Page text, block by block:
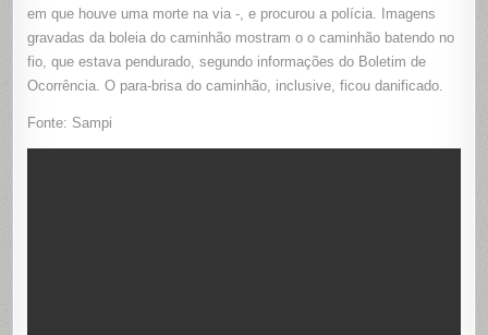
em que houve uma morte na via -, e procurou a polícia. Imagens
gravadas da boleia do caminhão mostram o o caminhão batendo no
fio, que estava pendurado, segundo informações do Boletim de
Ocorrência. O para-brisa do caminhão, inclusive, ficou danificado.
Fonte: Sampi